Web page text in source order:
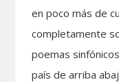
en poco más de
completamente
poemas
país de arriba